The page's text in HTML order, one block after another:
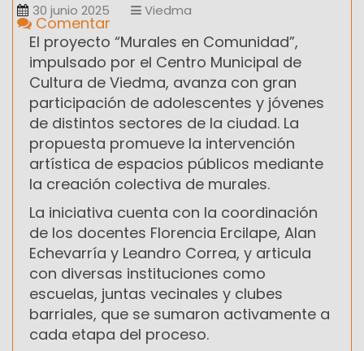
30 junio 2025 Viedma
Comentar
El proyecto “Murales en Comunidad”,
impulsado por el Centro Municipal de
Cultura de Viedma, avanza con gran
participación de adolescentes y jóvenes
de distintos sectores de la ciudad. La
propuesta promueve la intervención
artística de espacios públicos mediante
la creación colectiva de murales.
La iniciativa cuenta con la coordinación
de los docentes Florencia Ercilape, Alan
Echevarría y Leandro Correa, y articula
con diversas instituciones como
escuelas, juntas vecinales y clubes
barriales, que se sumaron activamente a
cada etapa del proceso.